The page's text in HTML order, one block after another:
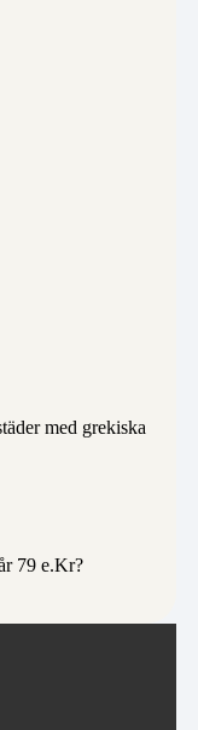
med grekiska
79 e.Kr?